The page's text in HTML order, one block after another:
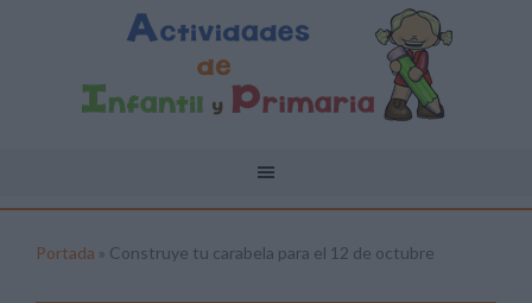
Portada » Construye tu carabela para el 12 de octubre